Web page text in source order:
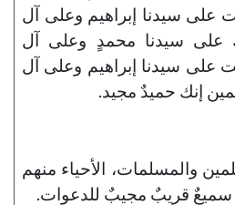
على سيدنا إبراهيم وعلى آل
على سيدنا محمدٍ وعلى آل
على سيدنا إبراهيم وعلى آل
إنك حميدٌ مجيد.
والمسلمات، الأحياء منهم
سميعٌ قريبٌ مجيبٌ للدعوات.